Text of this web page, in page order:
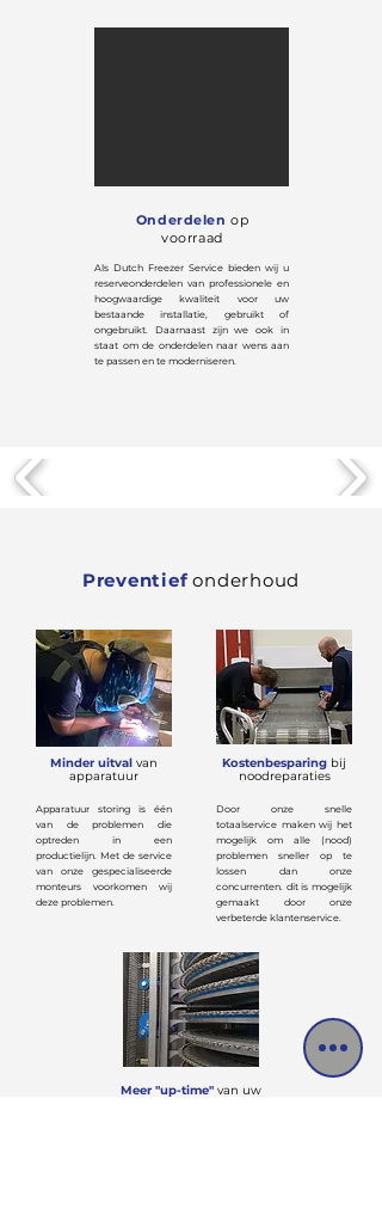
Onderdelen op
voorraad
Als Dutch Freezer Service bieden wij u
reserveonderdelen van professionele en
hoogwaardige kwaliteit voor uw
bestaande installatie, gebruikt of
ongebruikt. Daarnaast zijn we ook in
staat om de onderdelen naar wens aan
te passen en te moderniseren.
Preventief onderhoud
Minder uitval van
apparatuur
Apparatuur storing is één
van de problemen die
optreden in een
productielijn. Met de service
van onze gespecialiseerde
monteurs voorkomen wij
deze problemen.
Kostenbesparing bij
noodreparaties
Door onze snelle
totaalservice maken wij het
mogelijk om alle (nood)
problemen sneller op te
lossen dan onze
concurrenten. dit is mogelijk
gemaakt door onze
verbeterde klantenservice.
Meer "up-time" van uw